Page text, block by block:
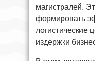
магистралей.
формировать
логистические
издержки